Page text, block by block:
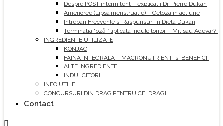
Despre POST intermitent – explicatii Dr. Pierre Dukan
Amenoree (Lipsa menstruatie) – Cetoza in actiune
Intrebari Frecvente si Raspunsuri in Dieta Dukan
Terminatia “oză ” aplicata indulcitorilor – Mit sau Adevar?!
INGREDIENTE UTILIZATE
KONJAC
FAINA INTEGRALA – MACRONUTRIENTI si BENEFICII
ALTE INGREDIENTE
INDULCITORI
INFO UTILE
CONCURSURI DIN DRAG PENTRU CEI DRAGI
Contact